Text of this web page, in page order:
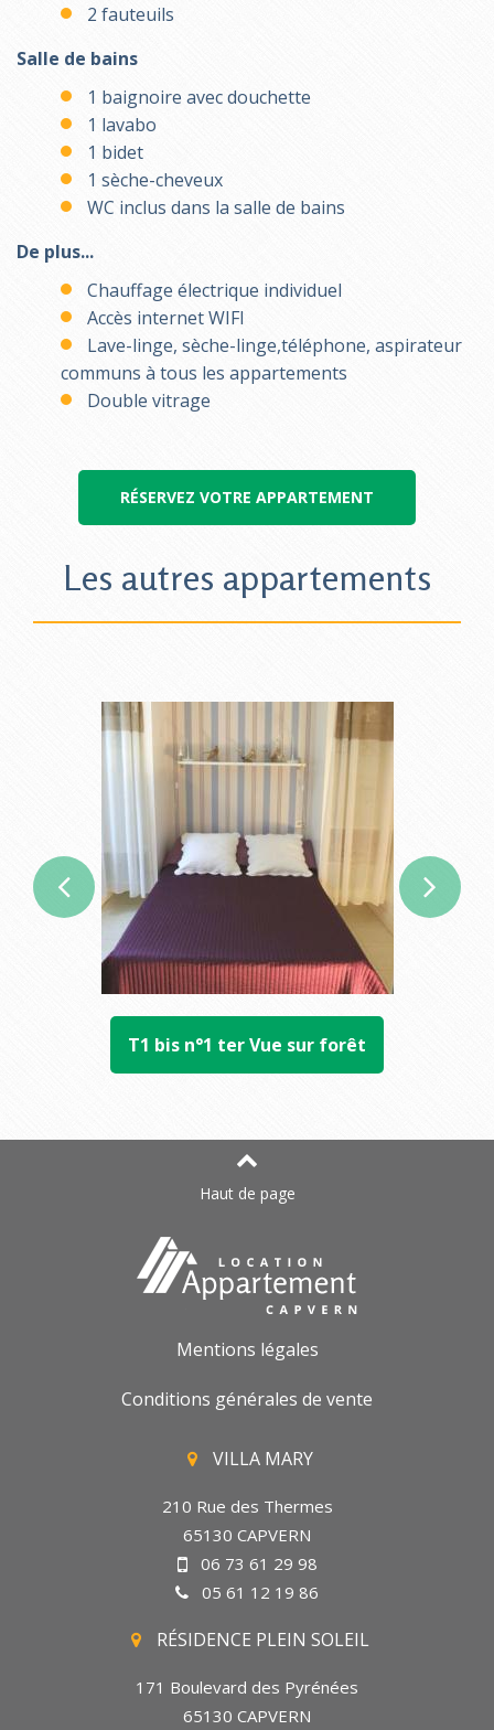
2 fauteuils
Salle de bains
1 baignoire avec douchette
1 lavabo
1 bidet
1 sèche-cheveux
WC inclus dans la salle de bains
De plus...
Chauffage électrique individuel
Accès internet WIFI
Lave-linge, sèche-linge,téléphone, aspirateur
communs à tous les appartements
Double vitrage
RÉSERVEZ VOTRE APPARTEMENT
Les autres appartements
T1 bis n°1 ter Vue sur forêt
Haut de page
Mentions légales
Conditions générales de vente
VILLA MARY
210 Rue des Thermes
65130 CAPVERN
06 73 61 29 98
05 61 12 19 86
RÉSIDENCE PLEIN SOLEIL
171 Boulevard des Pyrénées
65130 CAPVERN